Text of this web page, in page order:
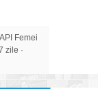
Femei
zile ·